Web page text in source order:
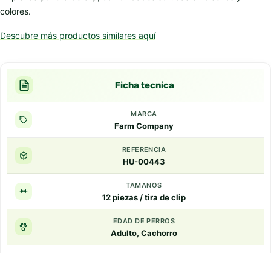
colores.
Descubre más productos similares aquí
Ficha tecnica
MARCA
Farm Company
REFERENCIA
HU-00443
TAMANOS
12 piezas / tira de clip
EDAD DE PERROS
Adulto, Cachorro